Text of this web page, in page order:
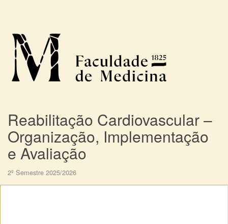
Reabilitação Cardiovascular –
Organização, Implementação
e Avaliação
2º Semestre 2025/2026